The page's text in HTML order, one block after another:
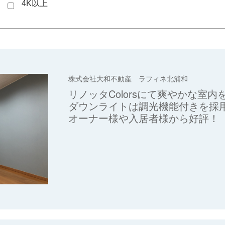
4K以上
株式会社大和不動産 ラフィネ北浦和
リノッタColorsにて爽やかな室内
ダウンライトは調光機能付きを採
オーナー様や入居者様から好評！